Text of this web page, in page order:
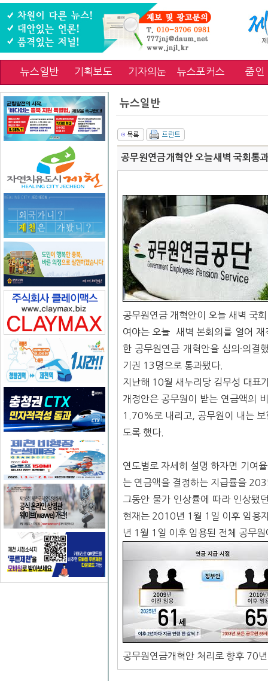
뉴스일반 기획보도 기자의눈 뉴스포커스 줌인
뉴스일반
공무원연금개혁안 오늘새벽 국회통
공무원연금 개혁안이 오늘 새벽 국
여야는 오늘 새벽 본회의를 열어
한 공무원연금 개혁안을 심의·의
기권 13명으로 통과됐다.
지난해 10월 새누리당 김무성 대표
개정안은 공무원이 받는 연금액의
1.70%로 내리고, 공무원이 내는
도록 했다.
연도별로 자세히 설명 하자면 기여
는 연금액을 결정하는 지급률을
그동안 물가 인상률에 따라 인상됐
현재는 2010년 1월 1일 이후 임용
년 1월 1일 이후 임용된 전체 공무
공무원연금개혁안 처리로 향후 70